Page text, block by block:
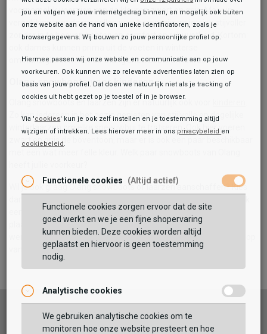
voornamelijk voorzien van de kleuren zwart en grijs. Maar in
vergelijking met de modellen voor heren, zijn ze ietsjes stijvoller
zonder in te hoeven boeten op comfort en robuustheid. Kortom:
omstandigheden met de Olang snowboots en laarzen.
Olang snowboots voor kinderen
Olang snowboots en laarzen zijn er natuurlijk ook voor
Zo kan iedereen in het gezin genieten van stijlvolle en degelijke
winterlaarzen om elke sneeuwbui te trotseren. Ook hier voeren
zwart en grijs de boventoon, maar er is ook een paar beschikbaar
Wil je ook graag Olang snowboots of laarzen aanschaffen? Kies
een van onze winkels. Als je je online bestelling voor 20.00 uur
plaatst, heb je ze als ze op voorraad zijn de eerstvolgende
werkdag al in huis. Verzending is bovendien gratis bij een aankoop
van meer dan € 30,-!
Facebook InstagramPinterest
jou en volgen we jouw internetgedrag binnen, en mogelijk ook buiten
onze website aan de hand van unieke identificatoren, zoals je
browsergegevens. Wij bouwen zo jouw persoonlijke profiel op.
Hiermee passen wij onze website en communicatie aan op jouw
voorkeuren. Ook kunnen we zo relevante advertenties laten zien op
basis van jouw profiel. Dat doen we natuurlijk niet als je tracking of
cookies uit hebt gezet op je toestel of in je browser.
Via 'cookies' kun je ook zelf instellen en je toestemming altijd
wijzigen of intrekken. Lees hierover meer in ons privacybeleid en
cookiebeleid .
Functionele cookies (Altijd actief)
Functionele cookies zorgen ervoor dat de site
goed werkt en we je een fijne shopervaring
kunnen bieden. Deze cookies worden altijd
geplaatst en hiervoor is geen toestemming
nodig.
Analytische cookies
We gebruiken analytische cookies om te
monitoren hoe onze website presteert en hoe